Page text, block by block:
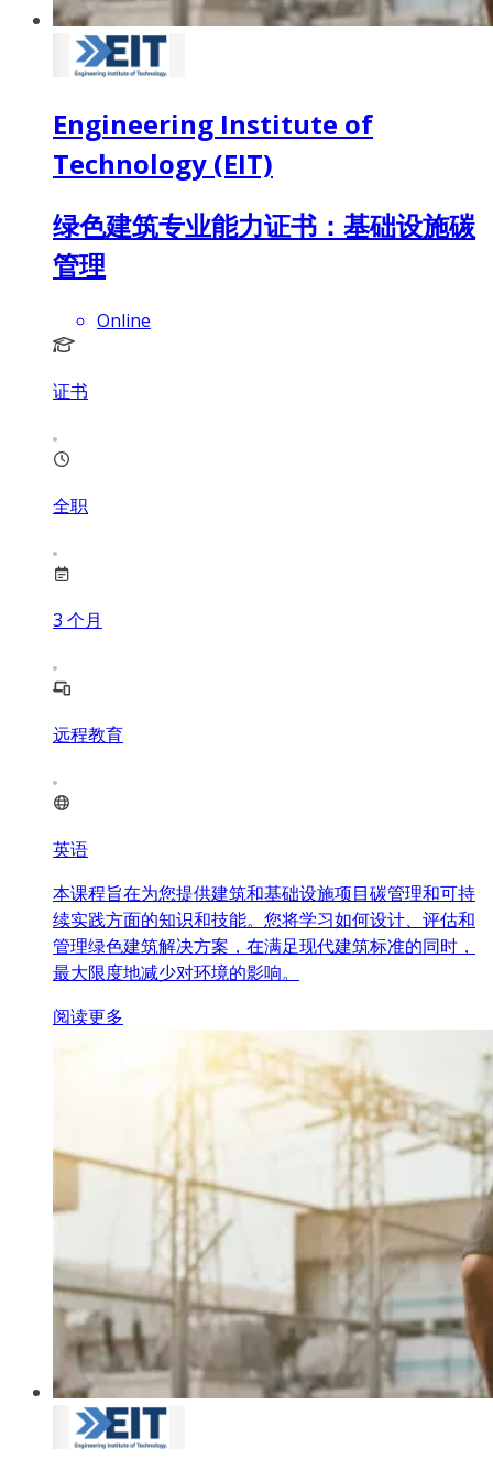
Engineering Institute of
Technology (EIT)
绿色建筑专业能力证书：基础设施碳
管理
Online
证书
全职
3 个月
远程教育
英语
本课程旨在为您提供建筑和基础设施项目碳管理和可持
续实践方面的知识和技能。您将学习如何设计、评估和
管理绿色建筑解决方案，在满足现代建筑标准的同时，
最大限度地减少对环境的影响。
阅读更多